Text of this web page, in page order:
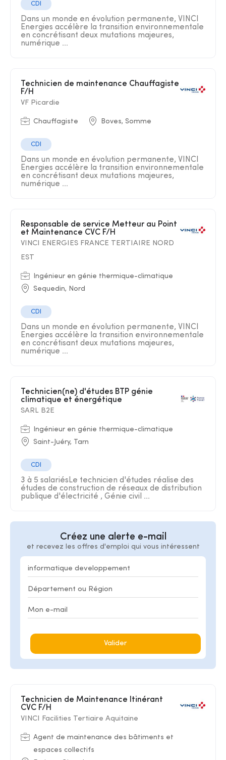
CDI
Dans un monde en évolution permanente, VINCI
Energies accélère la transition environnementale
en concrétisant deux mutations majeures,
numérique ...
F/H
VF Picardie
Chauffagiste Boves, Somme
CDI
Dans un monde en évolution permanente, VINCI
Energies accélère la transition environnementale
en concrétisant deux mutations majeures,
numérique ...
Responsable de service Metteur au Point
et Maintenance CVC F/H
VINCI ENERGIES FRANCE TERTIAIRE NORD
EST
Ingénieur en génie thermique-climatique
Sequedin, Nord
CDI
Dans un monde en évolution permanente, VINCI
Energies accélère la transition environnementale
en concrétisant deux mutations majeures,
numérique ...
climatique et énergétique
SARL B2E
Ingénieur en génie thermique-climatique
Saint-Juéry, Tarn
CDI
3 à 5 salariésLe technicien d'études réalise des
études de construction de réseaux de distribution
publique d'électricité , Génie civil ...
Créez une alerte e-mail
et recevez les offres d'emploi qui vous intéressent
Valider
CVC F/H
VINCI Facilities Tertiaire Aquitaine
Agent de maintenance des bâtiments et
espaces collectifs